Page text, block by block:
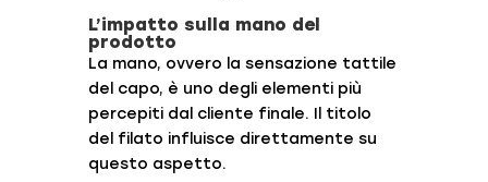
L’impatto sulla mano del
prodotto
La mano, ovvero la sensazione tattile
del capo, è uno degli elementi più
percepiti dal cliente finale. Il titolo
del filato influisce direttamente su
questo aspetto.